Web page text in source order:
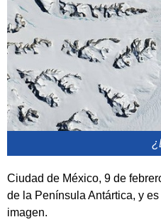
Ciudad de México, 9 de
de la Península Antártica, y
imagen.